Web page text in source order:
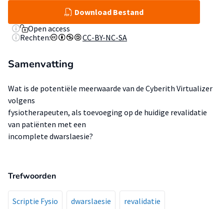
Download Bestand
Open access
Rechten:
CC-BY-NC-SA
Samenvatting
Wat is de potentiële meerwaarde van de Cyberith Virtualizer
volgens
fysiotherapeuten, als toevoeging op de huidige revalidatie
van patiënten met een
incomplete dwarslaesie?
Trefwoorden
Scriptie Fysio dwarslaesie revalidatie